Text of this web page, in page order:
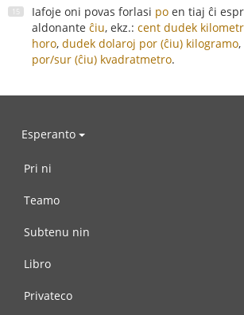
Iafoje oni povas forlasi po en tiaj ĉi
aldonante ĉiu, ekz.: cent dudek
horo, dudek dolaroj por (ĉiu) kilogramo,
por/sur (ĉiu) kvadratmetro.
Esperanto
Pri ni
Teamo
Subtenu nin
Libro
Privateco